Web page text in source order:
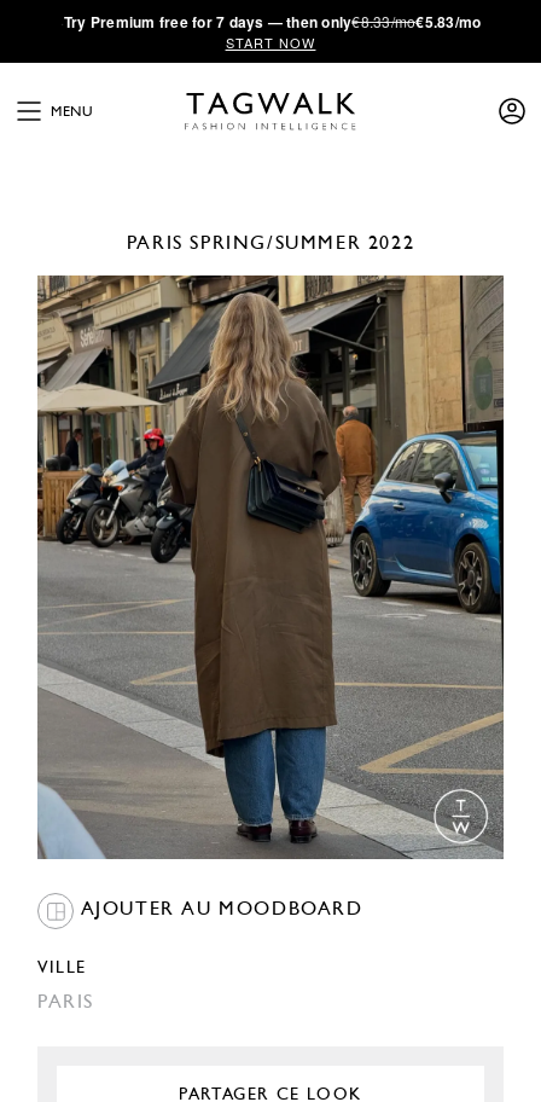
·Try Premium free for 7 days — then only€8.33/mo€5.83/mo
START NOW
MENU
PARIS SPRING/SUMMER 2022
AJOUTER AU MOODBOARD
VILLE
PARIS
PARTAGER CE LOOK